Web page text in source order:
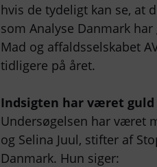
hvis de tydeligt kan se, at
som Analyse Danmark
Mad og affaldsselskabet
tidligere på året.
Indsigten har været
Undersøgelsen har været
og Selina Juul, stifter af
Danmark. Hun siger: